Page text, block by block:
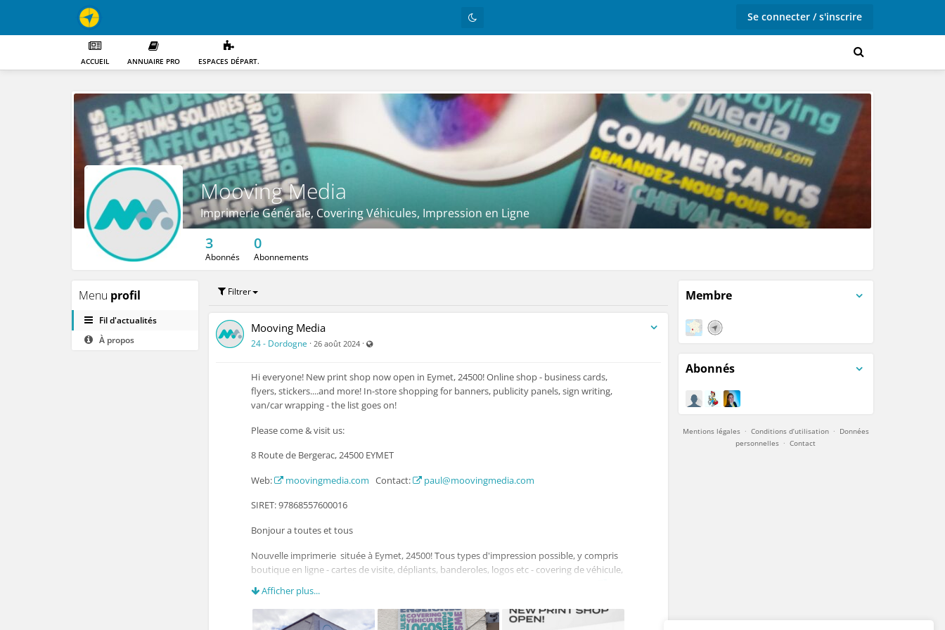
Se connecter / s'inscrire
ACCUEIL ANNUAIRE PRO ESPACES DÉPART.
Mooving Media
Imprimerie Générale, Covering Véhicules, Impression en Ligne
3
Abonnés
0
Abonnements
Menu profil
Fil d'actualités
À propos
Filtrer
Mooving Media
24 - Dordogne · 26 août 2024 ·
Hi everyone! New print shop now open in Eymet, 24500! Online shop - business cards,
flyers, stickers....and more! In-store shopping for banners, publicity panels, sign writing,
van/car wrapping - the list goes on!
Please come & visit us:
8 Route de Bergerac, 24500 EYMET
Web:
moovingmedia.com Contact:
paul@moovingmedia.com
SIRET: 97868557600016
Bonjour a toutes et tous
Nouvelle imprimerie située à Eymet, 24500! Tous types d'impression possible, y compris
boutique en ligne - cartes de visite, dépliants, banderoles, logos etc - covering de véhicule,
moovingmedia.com
Contact:
paul@moovingmedia.com
Afficher plus...
Membre
Abonnés
Mentions légales· Conditions d’utilisation· Données
personnelles ·Contact